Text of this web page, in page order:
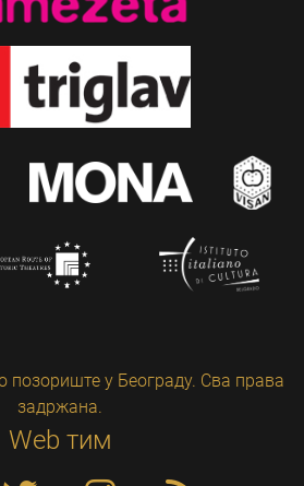
у Београду. Сва права
задржана.
Web тим